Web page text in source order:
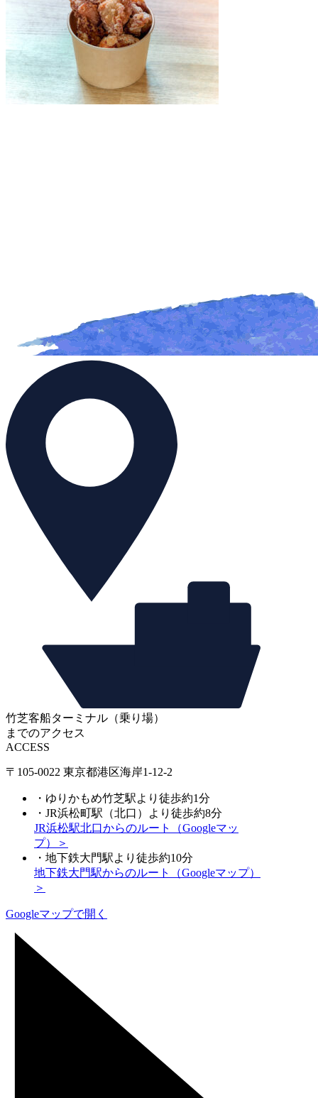
竹芝客船ターミナル（乗り場）
までのアクセス
ACCESS
〒105-0022 東京都港区海岸1-12-2
・ゆりかもめ竹芝駅より徒歩約1分
・JR浜松町駅（北口）より徒歩約8分
JR浜松駅北口からのルート（Googleマッ
プ）＞
・地下鉄大門駅より徒歩約10分
地下鉄大門駅からのルート（Googleマップ）
＞
Googleマップで開く